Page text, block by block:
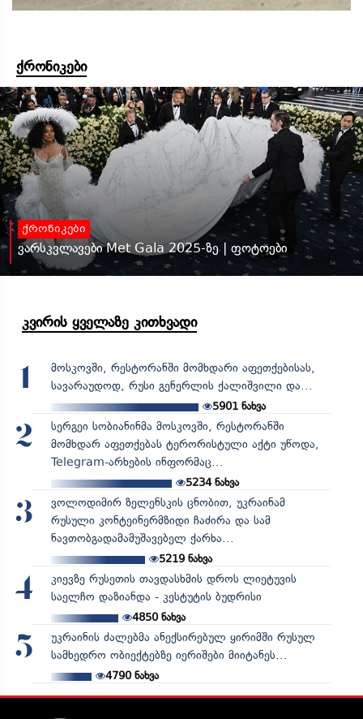
ქრონიკები
ქრონიკები
ვარსკვლავები Met Gala 2025-ზე | ფოტოები
კვირის ყველაზე კითხვადი
1
მოსკოვში, რესტორანში მომხდარი აფეთქებისას,
სავარაუდოდ, რუსი გენერლის ქალიშვილი და...
5901 ნახვა
2
სერგეი სობიანინმა მოსკოვში, რესტორანში
მომხდარ აფეთქებას ტერორისტული აქტი უწოდა,
Telegram-არხების ინფორმაც...
5234ნახვა
3
ვოლოდიმირ ზელენსკის ცნობით, უკრაინამ
რუსული კონტეინერმზიდი ჩაძირა და სამ
ნავთობგადამამუშავებელ ქარხა...
5219ნახვა
4
კიევზე რუსეთის თავდასხმის დროს ლიეტუვის
საელჩო დაზიანდა - კესტუტის ბუდრისი
4850ნახვა
5
უკრაინის ძალებმა ანექსირებულ ყირიმში რუსულ
სამხედრო ობიექტებზე იერიშები მიიტანეს...
4790ნახვა